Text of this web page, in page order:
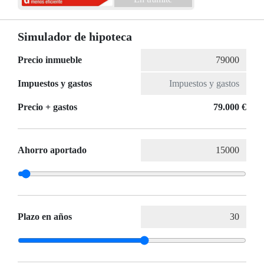
Simulador de hipoteca
Precio inmueble
Impuestos y gastos
Precio + gastos 79.000 €
Ahorro aportado
Plazo en años